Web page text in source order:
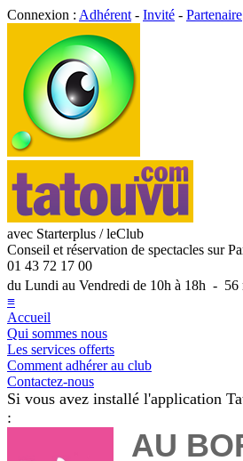
Connexion : Adhérent - Invité - Partenaire
avec Starterplus / leClub
Conseil et réservation de spectacles sur
01 43 72 17 00
du Lundi au Vendredi de 10h à 18h - 56
≡
Accueil
Qui sommes nous
Les services offerts
Comment adhérer au club
Contactez-nous
Si vous avez installé l'application
:
AU